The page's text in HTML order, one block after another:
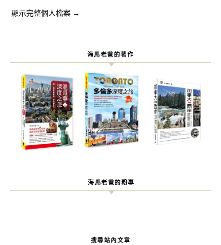
顯示完整個人檔案 →
海馬老爸的著作
海馬老爸的粉專
搜尋站內文章